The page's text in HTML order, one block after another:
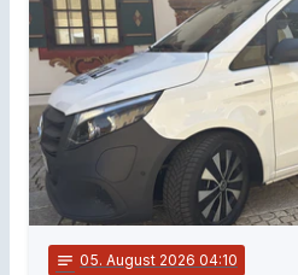
notes 05. August 2026 04:10